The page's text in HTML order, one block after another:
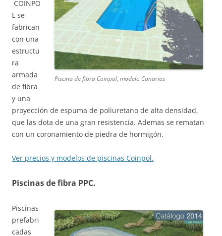
Piscina de fibra Coinpol, modelo Canarias
COINPO
L se
fabrican
con una
estructu
ra
armada
de fibra
y una
proyección de espuma de poliuretano de alta densidad,
que las dota de una gran resistencia. Ademas se rematan
con un coronamiento de piedra de hormigón.
Ver precios y modelos de piscinas Coinpol.
Piscinas de fibra PPC.
Piscinas
prefabri
cadas